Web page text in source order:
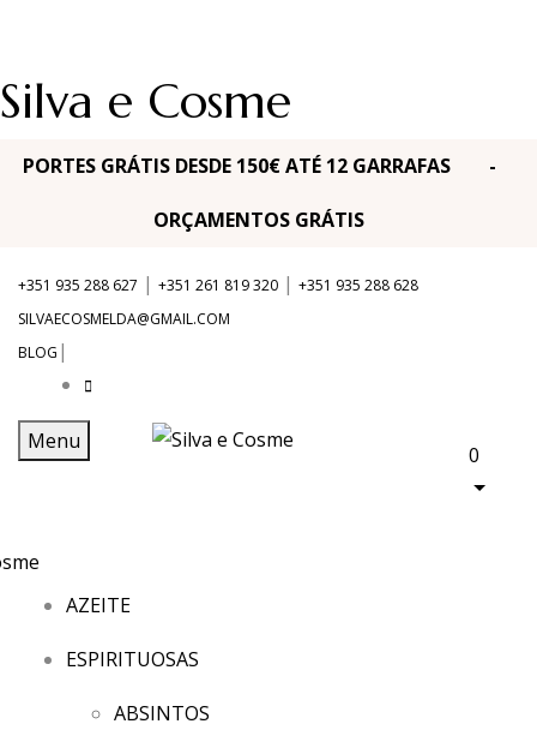
Silva e Cosme
PORTES GRÁTIS DESDE 150€ ATÉ 12 GARRAFAS -
ORÇAMENTOS GRÁTIS
+351 935 288 627 | +351 261 819 320 | +351 935 288 628
SILVAECOSMELDA@GMAIL.COM
BLOG |
Menu
0
AZEITE
ESPIRITUOSAS
ABSINTOS